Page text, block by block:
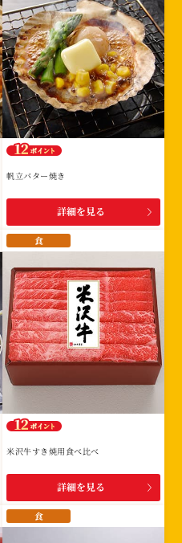
帆立バター焼き
詳細を見る
食
米沢牛すき焼用食べ比べ
詳細を見る
食